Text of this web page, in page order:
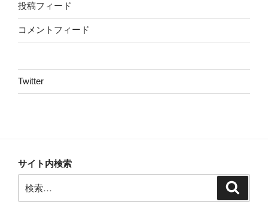
投稿フィード
コメントフィード
Twitter
サイト内検索
索: